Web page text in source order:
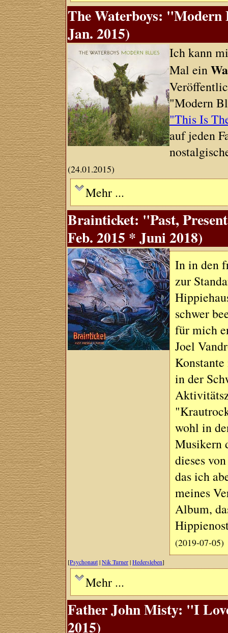
The Waterboys:
Jan. 2015)
Ich kann
Mal ein
"Modern
"This Is
auf jeden
(24.01.2015)
Mehr ...
Brainticket: "Past,
Feb. 2015 * Juni 2018)
In in den
zur
schwer
für mich
Joel
in der
wohl in
Musikern
dieses
das ich
meines
Album,
(2019-07-05)
[Psychonaut|Nik Turner|Hedersleben]
Mehr ...
Father John Misty: "I
2015)